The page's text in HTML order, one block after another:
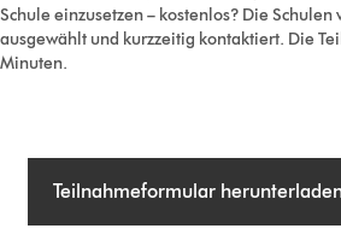
Schule einzusetzen – kostenlos? Die
ausgewählt und kurzzeitig kontaktiert. Die
Minuten.
Teilnahmeformular